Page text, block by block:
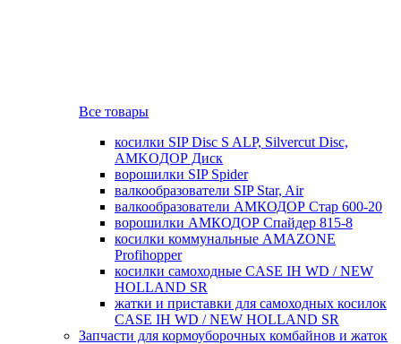
Все товары
косилки SIP Disc S ALP, Silvercut Disc,
AMKOДОР Диск
ворошилки SIP Spider
валкообразователи SIP Star, Air
валкообразователи АМКОДОР Стар 600-20
ворошилки АМКОДОР Спайдер 815-8
косилки коммунальные AMAZONE
Profihopper
косилки самоходные CASE IH WD / NEW
HOLLAND SR
жатки и приставки для самоходных косилок
CASE IH WD / NEW HOLLAND SR
Запчасти для кормоуборочных комбайнов и жаток